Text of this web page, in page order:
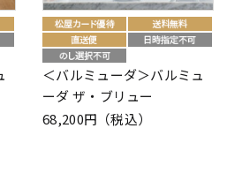
＜バルミューダ＞バルミュ
ーダ ザ・ブリュー
68,200円（税込）